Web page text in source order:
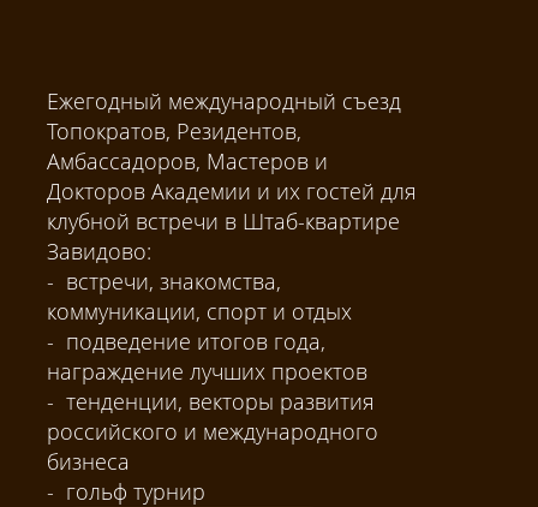
Ежегодный международный съезд
Топократов, Резидентов,
Амбассадоров, Мастеров и
Докторов Академии и их гостей для
клубной встречи в Штаб-квартире
Завидово:
- встречи, знакомства,
коммуникации, спорт и отдых
- подведение итогов года,
награждение лучших проектов
- тенденции, векторы развития
российского и международного
бизнеса
- гольф турнир